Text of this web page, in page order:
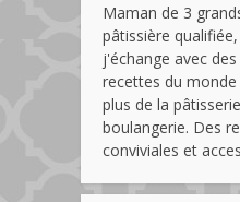
Maman de 3
pâtissière
j'échange avec
recettes du
plus de la
boulangerie. Des
conviviales et